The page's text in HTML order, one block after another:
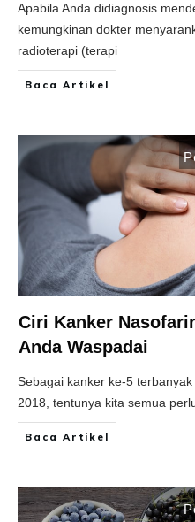
Apabila Anda didiagnosis
kemungkinan dokter
radioterapi (terapi
Baca Artikel
Ciri Kanker
Anda Waspadai
Sebagai kanker ke-5
2018, tentunya kita semua
Baca Artikel